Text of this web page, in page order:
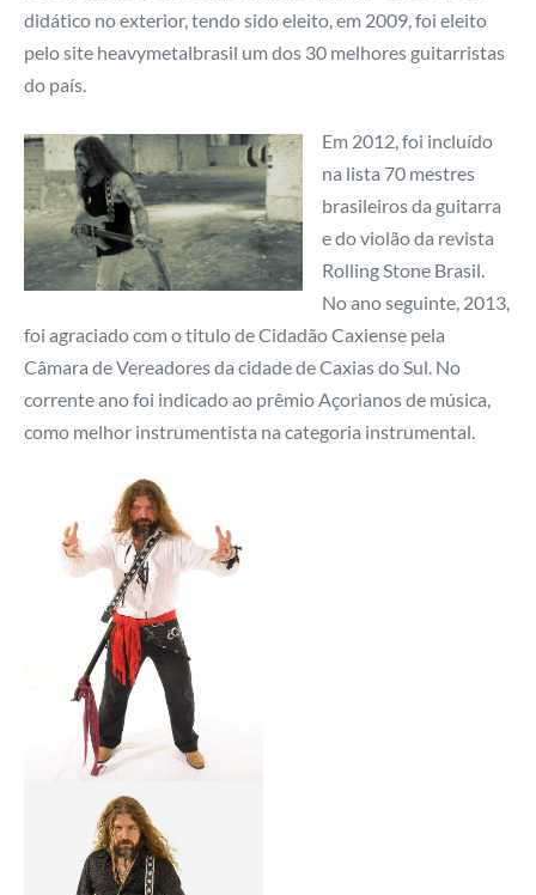
didático no exterior, tendo sido eleito, em 2009, foi eleito
pelo site heavymetalbrasil um dos 30 melhores guitarristas
do país.
Em 2012, foi incluído
na lista 70 mestres
brasileiros da guitarra
e do violão da revista
Rolling Stone Brasil.
No ano seguinte, 2013,
foi agraciado com o titulo de Cidadão Caxiense pela
Câmara de Vereadores da cidade de Caxias do Sul. No
corrente ano foi indicado ao prêmio Açorianos de música,
como melhor instrumentista na categoria instrumental.